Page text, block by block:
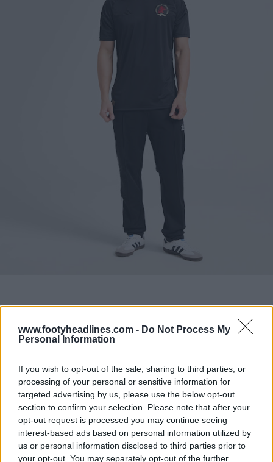
www.footyheadlines.com - Do Not Process My
Personal Information
If you wish to opt-out of the sale, sharing to third parties, or
processing of your personal or sensitive information for
targeted advertising by us, please use the below opt-out
section to confirm your selection. Please note that after your
opt-out request is processed you may continue seeing
interest-based ads based on personal information utilized by
us or personal information disclosed to third parties prior to
your opt-out. You may separately opt-out of the further